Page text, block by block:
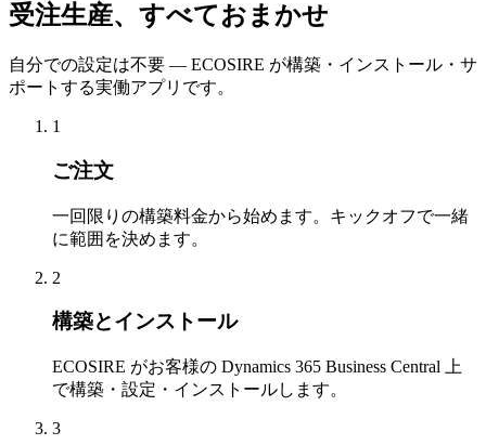
受注生産、すべておまかせ
自分での設定は不要 — ECOSIRE が構築・インストール・サ
ポートする実働アプリです。
1
ご注文
一回限りの構築料金から始めます。キックオフで一緒
に範囲を決めます。
2
構築とインストール
ECOSIRE がお客様の Dynamics 365 Business Central 上
で構築・設定・インストールします。
3